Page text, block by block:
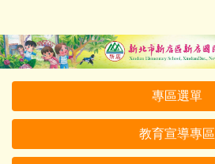
主
要
內
容
區
專區選單
教育宣導專區